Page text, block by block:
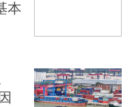
本